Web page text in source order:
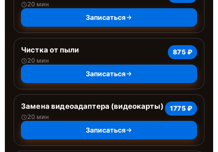
20 мин
Записаться
Чистка от пыли
20 мин
875 ₽
Записаться
Замена видеоадаптера (видеокарты)
20 мин
1775 ₽
Записаться